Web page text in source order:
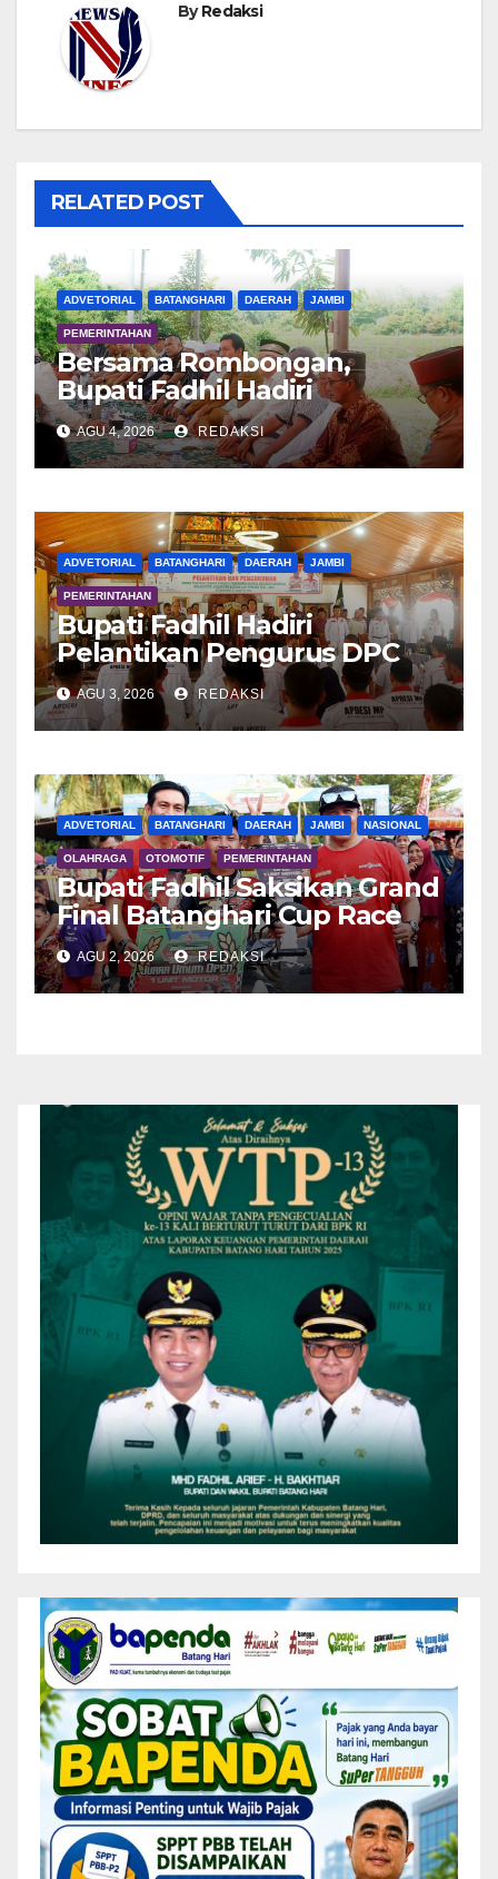
ByRedaksi
RELATED POST
ADVETORIAL BATANGHARI DAERAH JAMBI
PEMERINTAHAN
Bersama Rombongan,
Bupati Fadhil Hadiri
Syukuran Tanam Padi di
Terusan
AGU 4, 2026 REDAKSI
ADVETORIAL BATANGHARI DAERAH JAMBI
PEMERINTAHAN
Bupati Fadhil Hadiri
Pelantikan Pengurus DPC
APDESI MP
AGU 3, 2026 REDAKSI
ADVETORIAL BATANGHARI DAERAH JAMBI NASIONAL
OLAHRAGA OTOMOTIF PEMERINTAHAN
Bupati Fadhil Saksikan Grand
Final Batanghari Cup Race
2026
AGU 2, 2026 REDAKSI